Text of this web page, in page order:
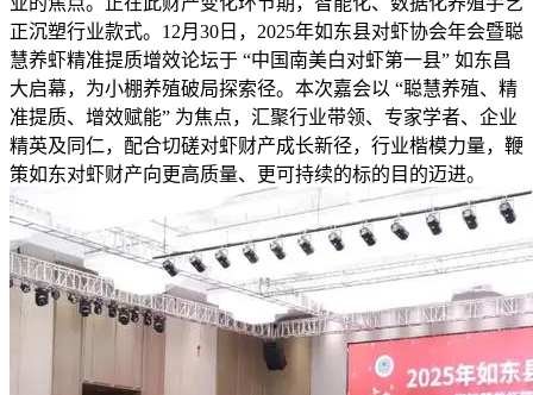
正沉塑行业款式。12月30日，2025年如东县对虾协会年会暨聪
慧养虾精准提质增效论坛于 “中国南美白对虾第一县” 如东昌
大启幕，为小棚养殖破局探索径。本次嘉会以 “聪慧养殖、精
准提质、增效赋能” 为焦点，汇聚行业带领、专家学者、企业
精英及同仁，配合切磋对虾财产成长新径，行业楷模力量，鞭
策如东对虾财产向更高质量、更可持续的标的目的迈进。